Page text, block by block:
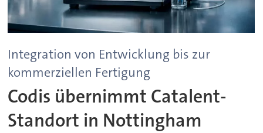
Integration von Entwicklung bis zur
kommerziellen Fertigung
Codis übernimmt Catalent-
Standort in Nottingham